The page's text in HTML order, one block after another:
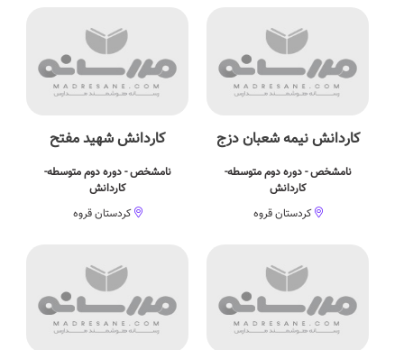
کاردانش نیمه شعبان دزج
نامشخص - دوره دوم متوسطه-
کاردانش
کردستان قروه
کاردانش شهید مفتح
نامشخص - دوره دوم متوسطه-
کاردانش
کردستان قروه